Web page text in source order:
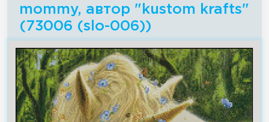
mommy, автор "kustom krafts"
(73006 (slo-006))